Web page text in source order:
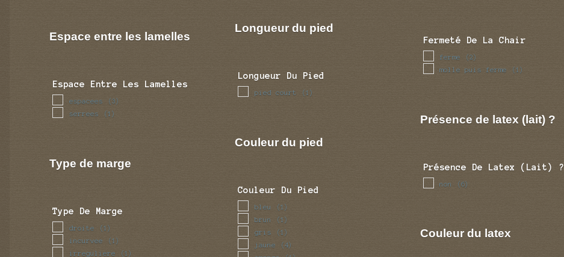
Espace entre les lamelles
Espace Entre Les Lamelles
espacees (3)
serrees (1)
Type de marge
Type De Marge
droite (1)
incurvee (1)
irreguliere (1)
Longueur du pied
Longueur Du Pied
pied court (1)
Couleur du pied
Couleur Du Pied
bleu (1)
brun (1)
gris (1)
jaune (4)
Fermeté De La Chair
ferme (2)
molle puis ferme (1)
Présence de latex (lait) ?
Présence De Latex (lait) ?
non (6)
Couleur du latex